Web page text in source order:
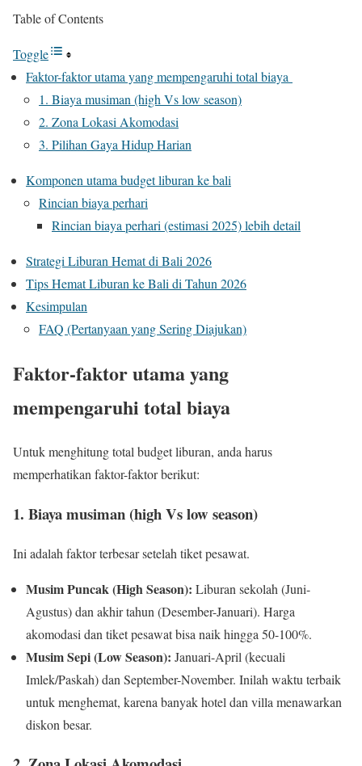
Table of Contents
Toggle
Faktor-faktor utama yang mempengaruhi total biaya
1. Biaya musiman (high Vs low season)
2. Zona Lokasi Akomodasi
3. Pilihan Gaya Hidup Harian
Komponen utama budget liburan ke bali
Rincian biaya perhari
Rincian biaya perhari (estimasi 2025) lebih detail
Strategi Liburan Hemat di Bali 2026
Tips Hemat Liburan ke Bali di Tahun 2026
Kesimpulan
FAQ (Pertanyaan yang Sering Diajukan)
Faktor-faktor utama yang
mempengaruhi total biaya
Untuk menghitung total budget liburan, anda harus
memperhatikan faktor-faktor berikut:
1. Biaya musiman (high Vs low season)
Ini adalah faktor terbesar setelah tiket pesawat.
Musim Puncak (High Season): Liburan sekolah (Juni-
Agustus) dan akhir tahun (Desember-Januari). Harga
akomodasi dan tiket pesawat bisa naik hingga 50-100%.
Musim Sepi (Low Season): Januari-April (kecuali
Imlek/Paskah) dan September-November. Inilah waktu terbaik
untuk menghemat, karena banyak hotel dan villa menawarkan
diskon besar.